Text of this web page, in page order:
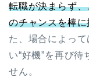
転職が決まらず
のチャンスを棒
た、場合によっ
い“好機”を再び
せん。